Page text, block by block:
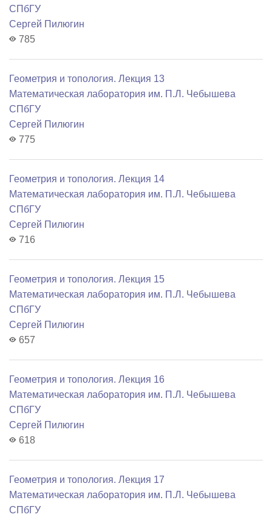
СПбГУ
Сергей Пилюгин
785
Геометрия и топология. Лекция 13
Математичеcкая лаборатория им. П.Л. Чебышева
СПбГУ
Сергей Пилюгин
775
Геометрия и топология. Лекция 14
Математичеcкая лаборатория им. П.Л. Чебышева
СПбГУ
Сергей Пилюгин
716
Геометрия и топология. Лекция 15
Математичеcкая лаборатория им. П.Л. Чебышева
СПбГУ
Сергей Пилюгин
657
Геометрия и топология. Лекция 16
Математичеcкая лаборатория им. П.Л. Чебышева
СПбГУ
Сергей Пилюгин
618
Геометрия и топология. Лекция 17
Математичеcкая лаборатория им. П.Л. Чебышева
СПбГУ